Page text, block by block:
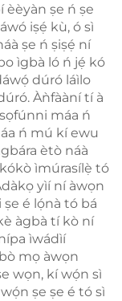
èèyàn ṣe ń ṣe
iṣẹ́ kù, ó sì
ṣe ń ṣiṣẹ́ ní
ìgbà ló ń jẹ́ kó
dúró láìlo
Àǹfààní tí à
máa ń
ń mú kí ewu
ètò náà
ìmúrasílẹ̀ tó
yìí ní àwọn
ṣe é lọ́nà tó bá
àgbà tí kò ní
ìwádìí
mọ àwọn
wọn, kí wọ́n sì
ṣe ṣe é tó sì